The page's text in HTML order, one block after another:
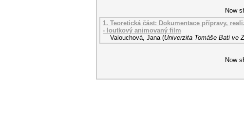
Now
1. Teoretická část: Dokumentace přípravy,
- loutkový animovaný film
Valouchová, Jana (Univerzita Tomáše Bati ve
Now